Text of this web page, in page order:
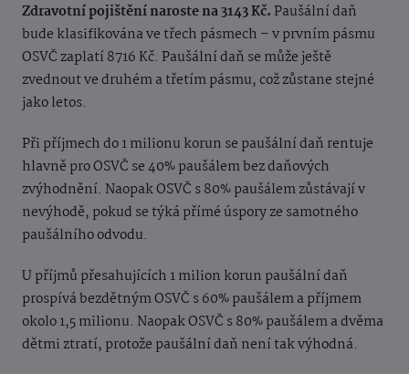
Zdravotní pojištění naroste na 3143 Kč.Paušální daň
bude klasifikována ve třech pásmech – v prvním pásmu
OSVČ zaplatí 8716 Kč. Paušální daň se může ještě
zvednout ve druhém a třetím pásmu, což zůstane stejné
jako letos.
Při příjmech do 1 milionu korun se paušální daň rentuje
hlavně pro OSVČ se 40% paušálem bez daňových
zvýhodnění. Naopak OSVČ s 80% paušálem zůstávají v
nevýhodě, pokud se týká přímé úspory ze samotného
paušálního odvodu.
U příjmů přesahujících 1 milion korun paušální daň
prospívá bezdětným OSVČ s 60% paušálem a příjmem
okolo 1,5 milionu. Naopak OSVČ s 80% paušálem a dvěma
dětmi ztratí, protože paušální daň není tak výhodná.